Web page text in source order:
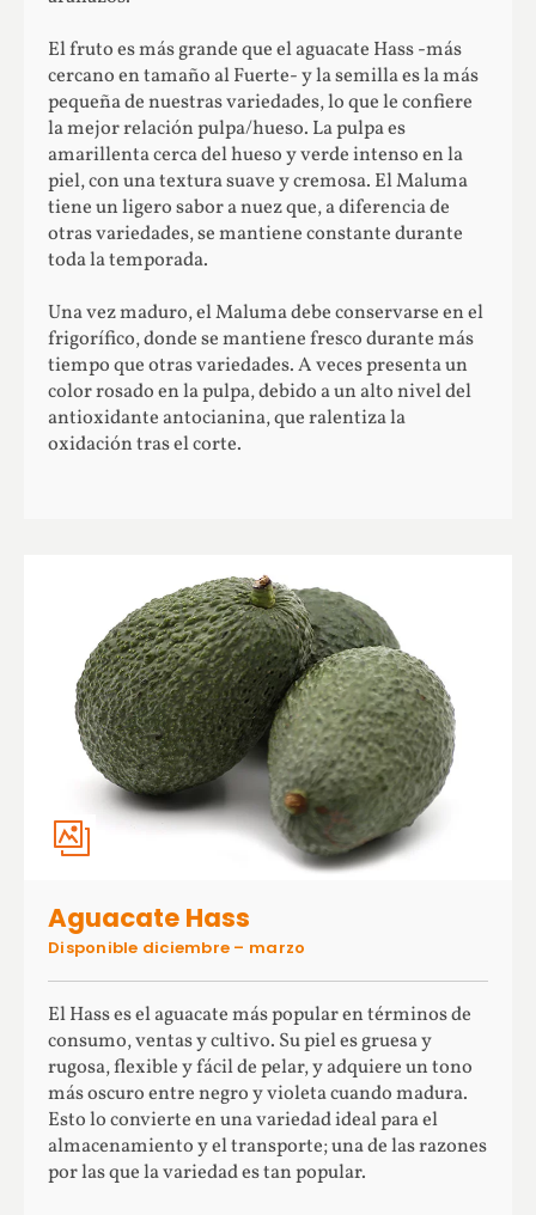
El fruto es más grande que el aguacate Hass -más
cercano en tamaño al Fuerte- y la semilla es la más
pequeña de nuestras variedades, lo que le confiere
la mejor relación pulpa/hueso. La pulpa es
amarillenta cerca del hueso y verde intenso en la
piel, con una textura suave y cremosa. El Maluma
tiene un ligero sabor a nuez que, a diferencia de
otras variedades, se mantiene constante durante
toda la temporada.
Una vez maduro, el Maluma debe conservarse en el
frigorífico, donde se mantiene fresco durante más
tiempo que otras variedades. A veces presenta un
color rosado en la pulpa, debido a un alto nivel del
antioxidante antocianina, que ralentiza la
oxidación tras el corte.
Aguacate Hass
Disponible diciembre – marzo
El Hass es el aguacate más popular en términos de
consumo, ventas y cultivo. Su piel es gruesa y
rugosa, flexible y fácil de pelar, y adquiere un tono
más oscuro entre negro y violeta cuando madura.
Esto lo convierte en una variedad ideal para el
almacenamiento y el transporte; una de las razones
por las que la variedad es tan popular.